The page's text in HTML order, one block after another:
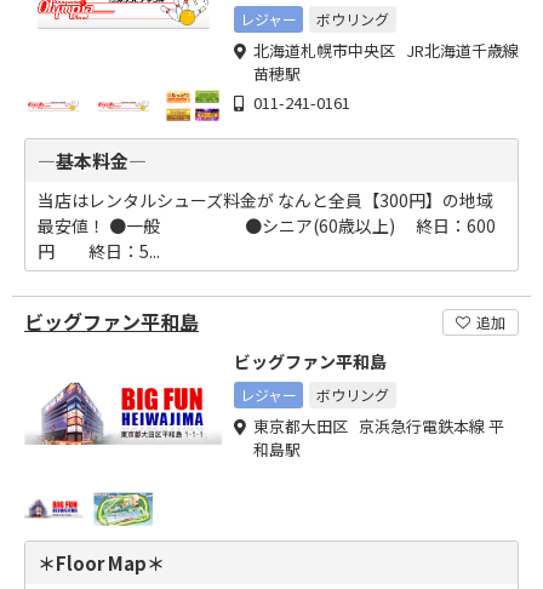
意しております
レジャー ボウリング
北海道札幌市中央区 JR北海道千歳線
苗穂駅
011-241-0161
―基本料金―
当店はレンタルシューズ料金が なんと全員【300円】の地域
最安値！ ●一般 ●シニア(60歳以上) 終日：600
円 終日：5...
ビッグファン平和島 追加
ビッグファン平和島
レジャー ボウリング
東京都大田区 京浜急行電鉄本線 平
和島駅
＊Floor Map＊